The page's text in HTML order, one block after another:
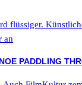
flüssiger.
an